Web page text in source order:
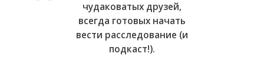
чудаковатых друзей,
всегда готовых начать
вести расследование (и
подкаст!).